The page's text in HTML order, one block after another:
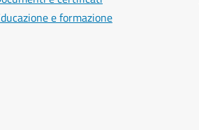
e formazione